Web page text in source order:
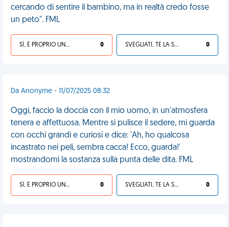
cercando di sentire il bambino, ma in realtà credo fosse
un peto". FML
SÌ, È PROPRIO UNA VDM! 0 SVEGLIATI, TE LA SEI CERCATA! 0
Da Anonyme - 11/07/2025 08:32
Oggi, faccio la doccia con il mio uomo, in un'atmosfera
tenera e affettuosa. Mentre si pulisce il sedere, mi guarda
con occhi grandi e curiosi e dice: 'Ah, ho qualcosa
incastrato nei peli, sembra cacca! Ecco, guarda!'
mostrandomi la sostanza sulla punta delle dita. FML
SÌ, È PROPRIO UNA VDM! 0 SVEGLIATI, TE LA SEI CERCATA! 0